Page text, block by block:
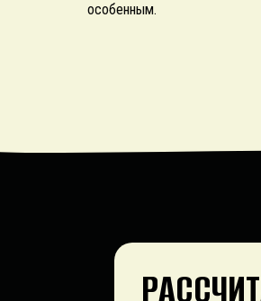
особенным.